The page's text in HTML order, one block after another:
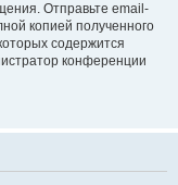
Отправьте email-
копией полученного
содержится
конференции